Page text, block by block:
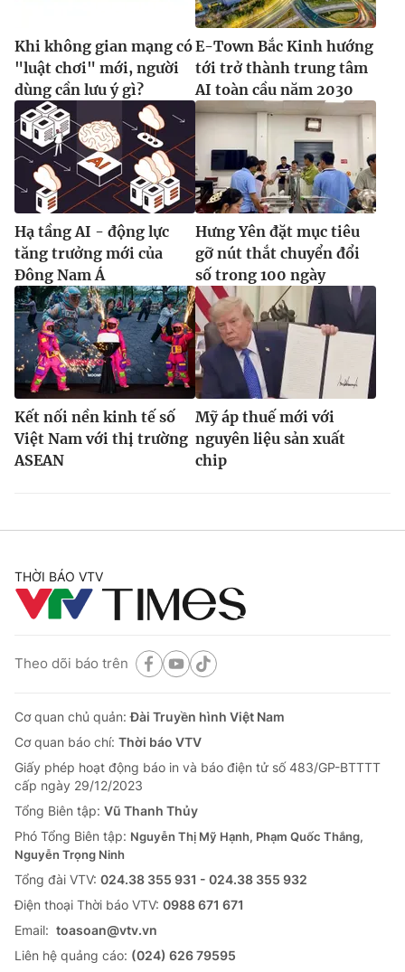
Thời báo VTV
Giấy phép hoạt động báo in và báo điện tử số 483/GP-BTTTT
cấp ngày 29/12/2023
Tổng Biên tập:Vũ Thanh Thủy
Phó Tổng Biên tập:Nguyễn Thị Mỹ Hạnh, Phạm Quốc Thắng,
Nguyễn Trọng Ninh
Tổng đài VTV:024.38 355 931 - 024.38 355 932
Ðiện thoại Thời báo VTV:024.66 897 897
Email:toasoan@vtv.vn
Liên hệ quảng cáo:
024-7300.7108
Khi không gian mạng có
"luật chơi" mới, người
dùng cần lưu ý gì?
E-Town Bắc Kinh hướng
tới trở thành trung tâm
AI toàn cầu năm 2030
Hạ tầng AI - động lực
tăng trưởng mới của
Đông Nam Á
Hưng Yên đặt mục tiêu
gỡ nút thắt chuyển đổi
số trong 100 ngày
Kết nối nền kinh tế số
Việt Nam với thị trường
ASEAN
Mỹ áp thuế mới với
nguyên liệu sản xuất
chip
THỜI BÁO VTV
Theo dõi báo trên
Cơ quan chủ quản:Đài Truyền hình Việt Nam
Cơ quan báo chí: Thời báo VTV
Giấy phép hoạt động báo in và báo điện tử số 483/GP-BTTTT
cấp ngày 29/12/2023
Tổng Biên tập: Vũ Thanh Thủy
Phó Tổng Biên tập: Nguyễn Thị Mỹ Hạnh, Phạm Quốc Thắng,
Nguyễn Trọng Ninh
Tổng đài VTV: 024.38 355 931 - 024.38 355 932
Ðiện thoại Thời báo VTV: 0988 671 671
Email: toasoan@vtv.vn
Liên hệ quảng cáo: (024) 626 79595